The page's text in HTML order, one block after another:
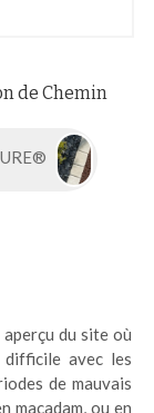
de Chemin
du site où
avec les
de mauvais
macadam, ou en